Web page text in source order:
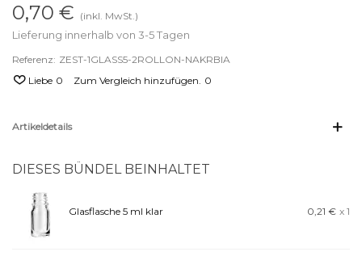
0,70 € (inkl. MwSt.)
Lieferung innerhalb von 3-5 Tagen
Referenz: ZEST-1GLASS5-2ROLLON-NAKRBIA
Liebe 0 Zum Vergleich hinzufügen. 0
Artikeldetails
DIESES BÜNDEL BEINHALTET
Glasflasche 5 ml klar 0,21 € x 1